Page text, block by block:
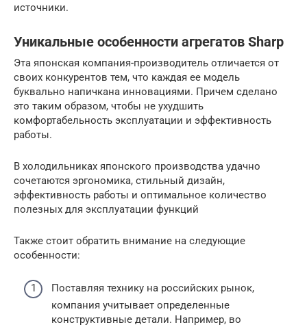
источники.
Уникальные особенности агрегатов Sharp
Эта японская компания-производитель отличается от
своих конкурентов тем, что каждая ее модель
буквально напичкана инновациями. Причем сделано
это таким образом, чтобы не ухудшить
комфортабельность эксплуатации и эффективность
работы.
В холодильниках японского производства удачно
сочетаются эргономика, стильный дизайн,
эффективность работы и оптимальное количество
полезных для эксплуатации функций
Также стоит обратить внимание на следующие
особенности:
Поставляя технику на российских рынок,
компания учитывает определенные
конструктивные детали. Например, во